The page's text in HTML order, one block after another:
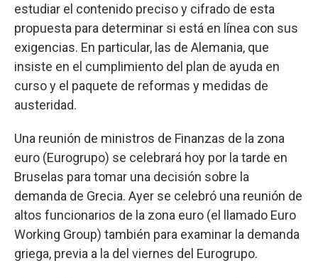
estudiar el contenido preciso y cifrado de esta
propuesta para determinar si está en línea con sus
exigencias. En particular, las de Alemania, que
insiste en el cumplimiento del plan de ayuda en
curso y el paquete de reformas y medidas de
austeridad.
Una reunión de ministros de Finanzas de la zona
euro (Eurogrupo) se celebrará hoy por la tarde en
Bruselas para tomar una decisión sobre la
demanda de Grecia. Ayer se celebró una reunión de
altos funcionarios de la zona euro (el llamado Euro
Working Group) también para examinar la demanda
griega, previa a la del viernes del Eurogrupo.